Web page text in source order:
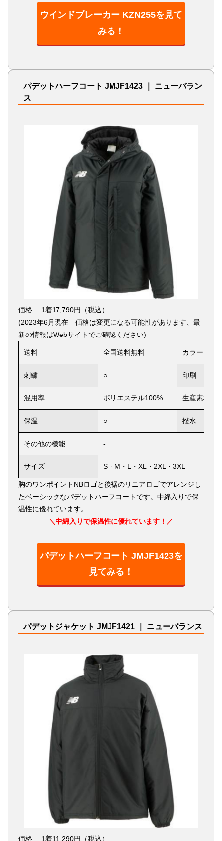
ウインドブレーカー KZN255を見て
みる！
パデットハーフコート JMJF1423 ｜ ニューバラン
ス
価格: 1着17,790円（税込）
(2023年6月現在 価格は変更になる可能性があります、最
新の情報はWebサイトでご確認ください)
送料 全国送料無料 カラー
刺繍 ○ 印刷
混用率 ポリエステル100% 生産素材
保温 ○ 撥水
その他の機能 -
サイズ S・M・L・XL・2XL・3XL
胸のワンポイントNBロゴと後裾のリニアロゴでアレンジし
たベーシックなパデットハーフコートです。中綿入りで保
温性に優れています。
＼中綿入りで保温性に優れています！／
パデットハーフコート JMJF1423を
見てみる！
パデットジャケット JMJF1421 ｜ ニューバランス
価格: 1着11,290円（税込）